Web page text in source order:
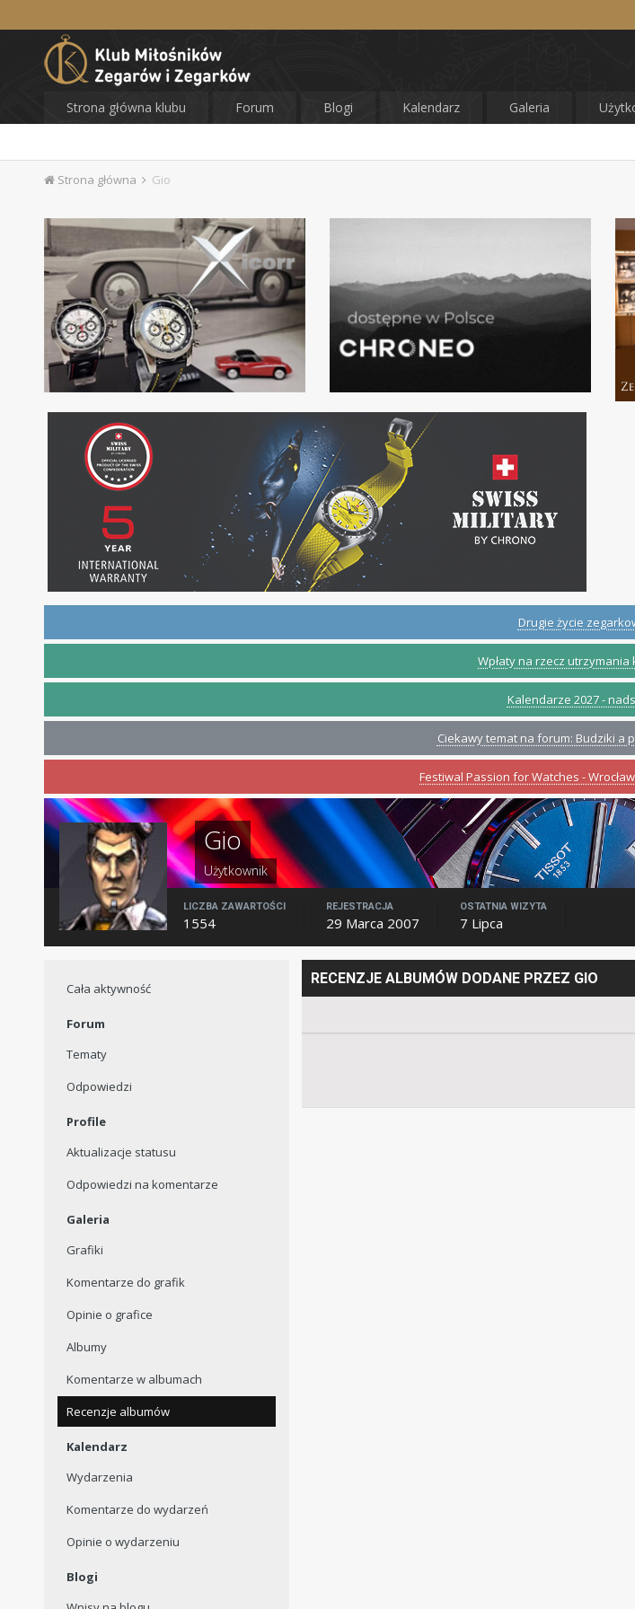
Strona główna klubu Forum Blogi Kalendarz Galeria
Strona główna Gio
Drugie życie
Wpłaty na rzecz
Kalendarze 2027 -
Ciekawy temat na forum: Budziki a
Festiwal Passion for Watches -
Gio
Użytkownik
LICZBA ZAWARTOŚCI
1554
REJESTRACJA
29 Marca 2007
OSTATNIA WIZYTA
7 Lipca
Cała aktywność
Forum
Tematy
Odpowiedzi
Profile
Aktualizacje statusu
Odpowiedzi na komentarze
Galeria
Grafiki
Komentarze do grafik
Opinie o grafice
Albumy
Komentarze w albumach
Recenzje albumów
Kalendarz
Wydarzenia
Komentarze do wydarzeń
Opinie o wydarzeniu
Blogi
RECENZJE ALBUMÓW DODANE PRZEZ GIO